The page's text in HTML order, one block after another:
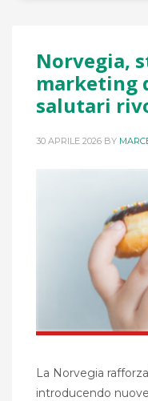
Norvegia,
marketing
salutari
30 APRILE 2026 BY
La Norvegia
introducendo